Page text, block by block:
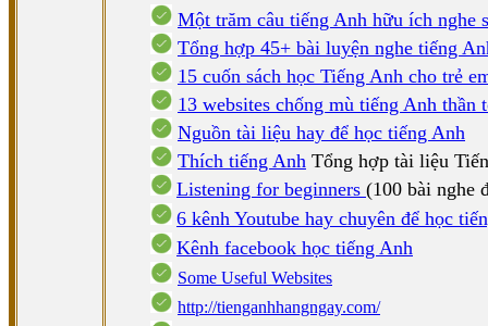
Một trăm câu tiếng Anh hữu ích nghe
Tổng hợp 45+ bài luyện nghe tiếng
15 cuốn sách học Tiếng Anh cho trẻ
13 websites chống mù tiếng Anh thần
Nguồn tài liệu hay để học tiếng Anh
Thích tiếng Anh Tổng hợp tài liệu
Listening for beginners (100 bài nghe
6 kênh Youtube hay chuyên để học
Kênh facebook học tiếng Anh
Some Useful Websites
http://tienganhhangngay.com/